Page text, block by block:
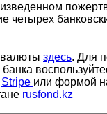
четырех
здесь. Для
Stripe или формой
rusfond.kz